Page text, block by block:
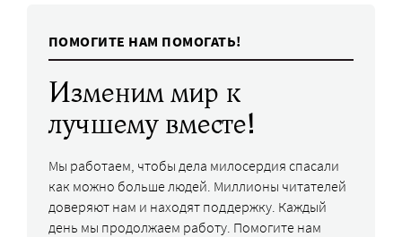
ПОМОГИТЕ НАМ ПОМОГАТЬ!
Изменим мир к
лучшему вместе!
Мы работаем, чтобы дела милосердия спасали
как можно больше людей. Миллионы читателей
доверяют нам и находят поддержку. Каждый
день мы продолжаем работу. Помогите нам